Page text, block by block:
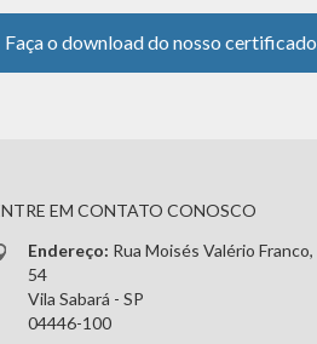
Faça o download do nosso certificado
EM CONTATO CONOSCO
Endereço: Rua Moisés Valério Franco,
54
Vila Sabará - SP
04446-100